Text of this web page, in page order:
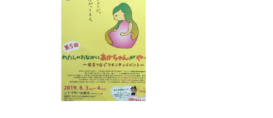
メニュー＆料金
アクセス
最新情報